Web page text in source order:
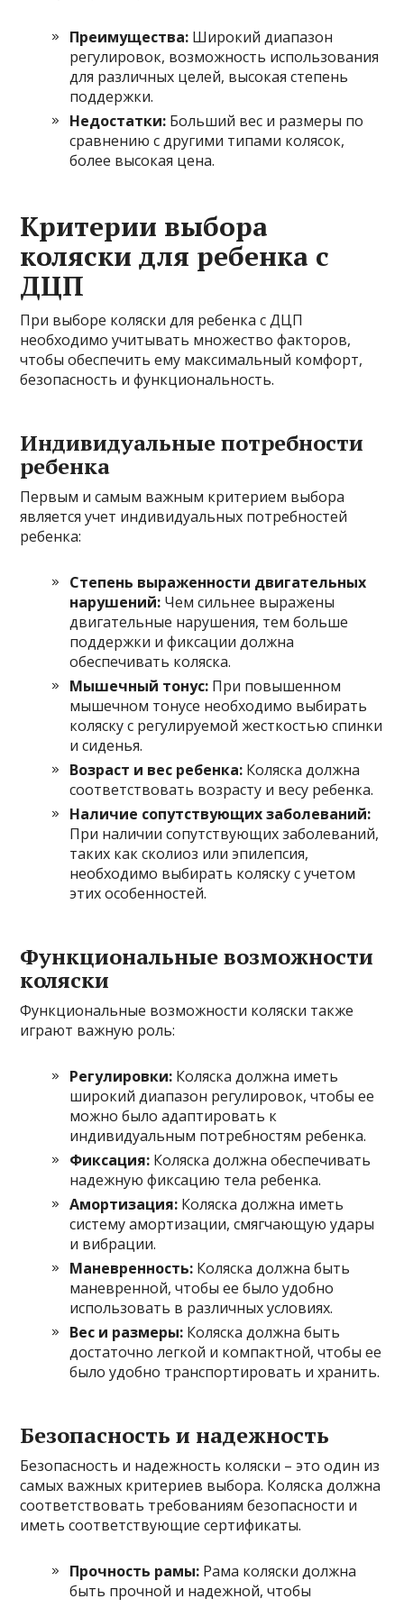
Преимущества: Широкий диапазон
регулировок, возможность использования
для различных целей, высокая степень
поддержки.
Недостатки: Больший вес и размеры по
сравнению с другими типами колясок,
более высокая цена.
Критерии выбора
коляски для ребенка с
ДЦП
При выборе коляски для ребенка с ДЦП
необходимо учитывать множество факторов,
чтобы обеспечить ему максимальный комфорт,
безопасность и функциональность.
Индивидуальные потребности
ребенка
Первым и самым важным критерием выбора
является учет индивидуальных потребностей
ребенка:
Степень выраженности двигательных
нарушений: Чем сильнее выражены
двигательные нарушения, тем больше
поддержки и фиксации должна
обеспечивать коляска.
Мышечный тонус: При повышенном
мышечном тонусе необходимо выбирать
коляску с регулируемой жесткостью спинки
и сиденья.
Возраст и вес ребенка: Коляска должна
соответствовать возрасту и весу ребенка.
Наличие сопутствующих заболеваний:
При наличии сопутствующих заболеваний,
таких как сколиоз или эпилепсия,
необходимо выбирать коляску с учетом
этих особенностей.
Функциональные возможности
коляски
Функциональные возможности коляски также
играют важную роль:
Регулировки: Коляска должна иметь
широкий диапазон регулировок, чтобы ее
можно было адаптировать к
индивидуальным потребностям ребенка.
Фиксация: Коляска должна обеспечивать
надежную фиксацию тела ребенка.
Амортизация: Коляска должна иметь
систему амортизации, смягчающую удары
и вибрации.
Маневренность: Коляска должна быть
маневренной, чтобы ее было удобно
использовать в различных условиях.
Вес и размеры: Коляска должна быть
достаточно легкой и компактной, чтобы ее
было удобно транспортировать и хранить.
Безопасность и надежность
Безопасность и надежность коляски – это один из
самых важных критериев выбора. Коляска должна
соответствовать требованиям безопасности и
иметь соответствующие сертификаты.
Прочность рамы: Рама коляски должна
быть прочной и надежной, чтобы